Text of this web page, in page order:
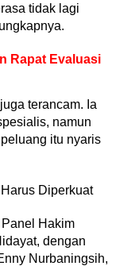
tidak lagi
Rapat Evaluasi
terancam. Ia
namun
itu nyaris
Diperkuat
Hakim
dengan
Nurbaningsih,